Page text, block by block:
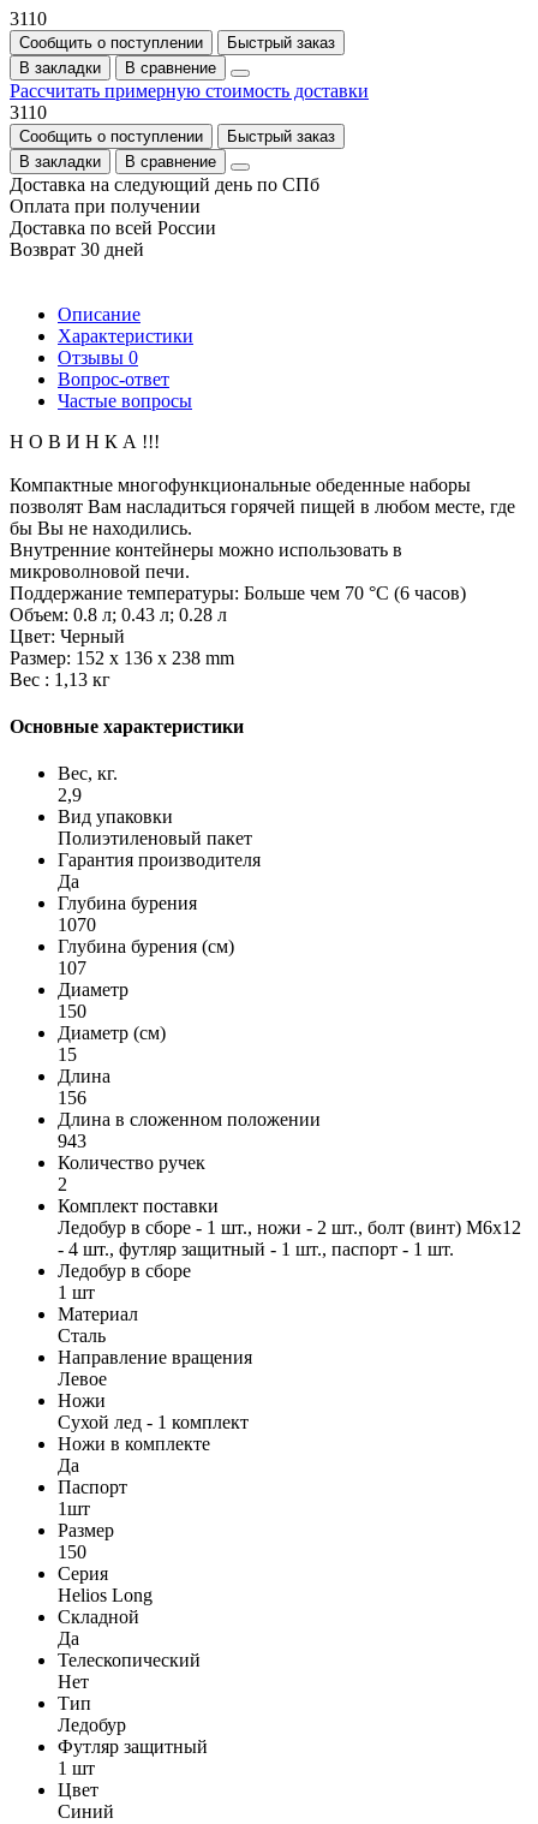
3110
Сообщить о поступлении
Быстрый заказ
В закладки
В сравнение
Рассчитать примерную стоимость доставки
3110
Сообщить о поступлении
Быстрый заказ
В закладки
В сравнение
Доставка на следующий день по СПб
Оплата при получении
Доставка по всей России
Возврат 30 дней
Описание
Характеристики
Отзывы 0
Вопрос-ответ
Частые вопросы
Н О В И Н К А !!!
Компактные многофункциональные обеденные наборы
позволят Вам насладиться горячей пищей в любом месте, где
бы Вы не находились.
Внутренние контейнеры можно использовать в
микроволновой печи.
Поддержание температуры: Больше чем 70 °С (6 часов)
Объем: 0.8 л; 0.43 л; 0.28 л
Цвет: Черный
Размер: 152 х 136 х 238 mm
Вес : 1,13 кг
Основные характеристики
Вес, кг.
2,9
Вид упаковки
Полиэтиленовый пакет
Гарантия производителя
Да
Глубина бурения
1070
Глубина бурения (см)
107
Диаметр
150
Диаметр (см)
15
Длина
156
Длина в сложенном положении
943
Количество ручек
2
Комплект поставки
Ледобур в сборе - 1 шт., ножи - 2 шт., болт (винт) М6х12
- 4 шт., футляр защитный - 1 шт., паспорт - 1 шт.
Ледобур в сборе
1 шт
Материал
Сталь
Направление вращения
Левое
Ножи
Сухой лед - 1 комплект
Ножи в комплекте
Да
Паспорт
1шт
Размер
150
Серия
Helios Long
Складной
Да
Телескопический
Нет
Тип
Ледобур
Футляр защитный
1 шт
Цвет
Синий